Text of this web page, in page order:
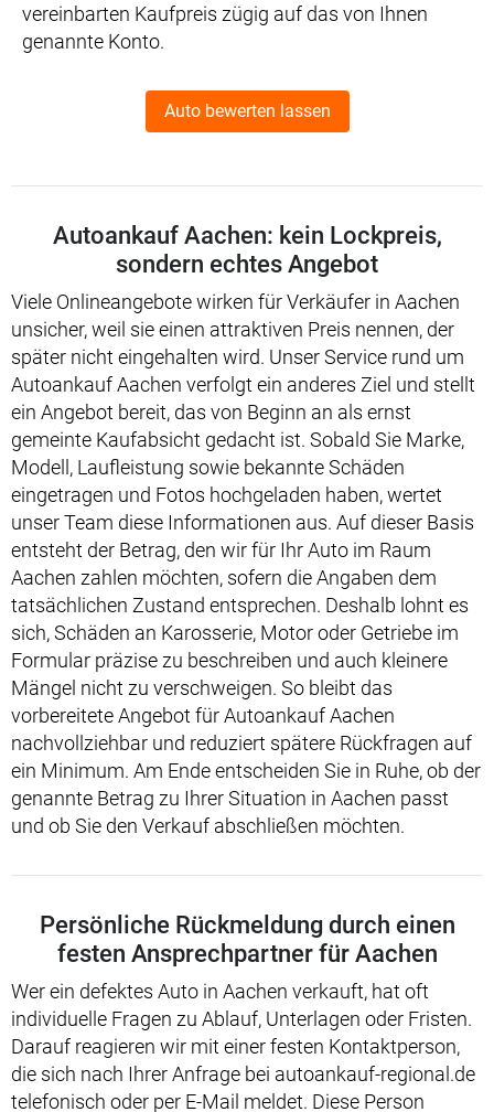
vereinbarten Kaufpreis zügig auf das von Ihnen
genannte Konto.
Auto bewerten lassen
Autoankauf Aachen: kein Lockpreis,
sondern echtes Angebot
Viele Onlineangebote wirken für Verkäufer in Aachen
unsicher, weil sie einen attraktiven Preis nennen, der
später nicht eingehalten wird. Unser Service rund um
Autoankauf Aachen verfolgt ein anderes Ziel und stellt
ein Angebot bereit, das von Beginn an als ernst
gemeinte Kaufabsicht gedacht ist. Sobald Sie Marke,
Modell, Laufleistung sowie bekannte Schäden
eingetragen und Fotos hochgeladen haben, wertet
unser Team diese Informationen aus. Auf dieser Basis
entsteht der Betrag, den wir für Ihr Auto im Raum
Aachen zahlen möchten, sofern die Angaben dem
tatsächlichen Zustand entsprechen. Deshalb lohnt es
sich, Schäden an Karosserie, Motor oder Getriebe im
Formular präzise zu beschreiben und auch kleinere
Mängel nicht zu verschweigen. So bleibt das
vorbereitete Angebot für Autoankauf Aachen
nachvollziehbar und reduziert spätere Rückfragen auf
ein Minimum. Am Ende entscheiden Sie in Ruhe, ob der
genannte Betrag zu Ihrer Situation in Aachen passt
und ob Sie den Verkauf abschließen möchten.
Persönliche Rückmeldung durch einen
festen Ansprechpartner für Aachen
Wer ein defektes Auto in Aachen verkauft, hat oft
individuelle Fragen zu Ablauf, Unterlagen oder Fristen.
Darauf reagieren wir mit einer festen Kontaktperson,
die sich nach Ihrer Anfrage bei autoankauf-regional.de
telefonisch oder per E-Mail meldet. Diese Person